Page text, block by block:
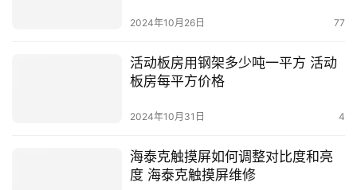
2024年10月26日 77
活动板房用钢架多少吨一平方 活动
板房每平方价格
2024年10月31日 4
海泰克触摸屏如何调整对比度和亮
度 海泰克触摸屏维修